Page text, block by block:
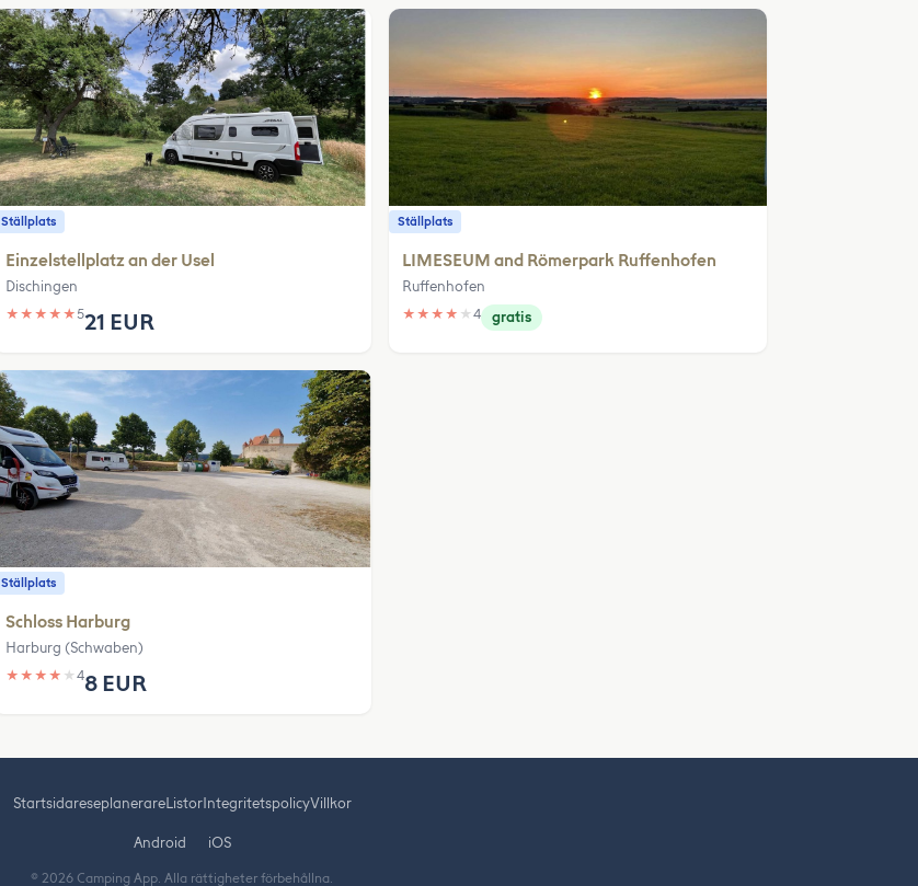
Ställplats
Einzelstellplatz an der Usel
Dischingen
★ ★ ★ ★ ★521 EUR
Ställplats
LIMESEUM and Römerpark Ruffenhofen
Ruffenhofen
★ ★ ★ ★ ★ 4 gratis
Ställplats
Schloss Harburg
Harburg (Schwaben)
★ ★ ★ ★ ★48 EUR
StartsidareseplanerareListorIntegritetspolicyVillkor
Android iOS
© 2026 Camping App. Alla rättigheter förbehållna.